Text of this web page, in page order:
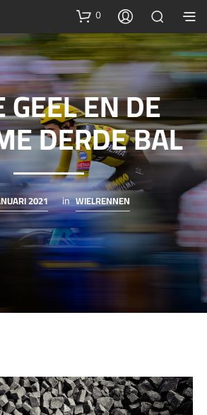
0
GEEL EN DE
DERDE BAL
2021 in WIELRENNEN